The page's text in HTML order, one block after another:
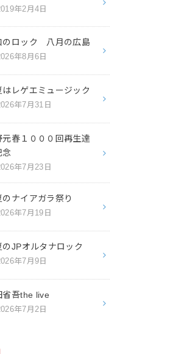
年2月4日
のロック 八月の広島
年8月6日
はレゲエミュージック
年7月31日
元春１０００回再生達
念
年7月23日
のナイアガラ祭り
年7月19日
のJPオルタナロック
年7月9日
省吾the live
年7月2日